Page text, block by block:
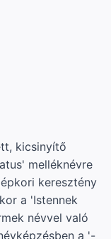
kicsinyítő
melléknévre
keresztény
a 'Istennek
névvel való
a '-